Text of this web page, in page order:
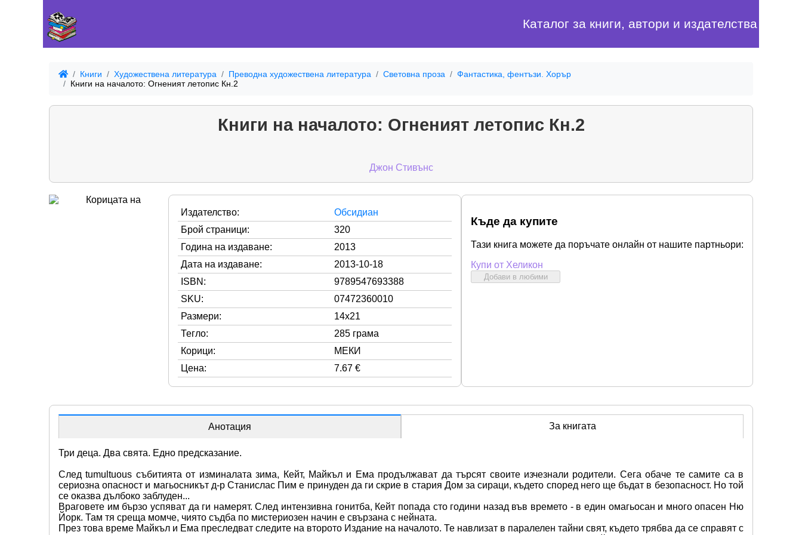
Каталог за книги, автори и издателства
Книги Художествена литература Преводна художествена литература Световна проза
Фантастика, фентъзи. Хорър
Книги на началото: Огненият летопис Кн.2
Книги на началото: Огненият летопис Кн.2
Джон Стивънс
Издателство:
Обсидиан
Брой страници:
320
Година на издаване:
2013
Дата на издаване:
2013-10-18
ISBN:
9789547693388
SKU:
07472360010
Размери:
14x21
Тегло:
285 грама
Корици:
МЕКИ
Цена:
7.67 €
Къде да купите
Тази книга можете да поръчате онлайн от нашите партньори:
Купи от Хеликон
Добави в любими
Анотация За книгата
Три деца. Два свята. Едно предсказание.
След tumultuous събитията от изминалата зима, Кейт, Майкъл и Ема продължават да търсят своите изчезнали родители. Сега обаче те самите са в
сериозна опасност и магьосникът д-р Станислас Пим е принуден да ги скрие в стария Дом за сираци, където според него ще бъдат в безопасност. Но той
се оказва дълбоко заблуден...
Враговете им бързо успяват да ги намерят. След интензивна гонитба, Кейт попада сто години назад във времето - в един омагьосан и много опасен Ню
Йорк. Там тя среща момче, чиято съдба по мистериозен начин е свързана с нейната.
През това време Майкъл и Ема преследват следите на второто Издание на началото. Те навлизат в паралелен тайни свят, където трябва да се справят с